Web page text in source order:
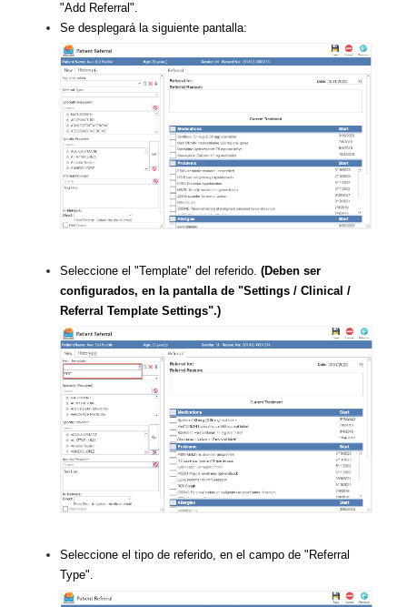
"Add Referral".
Se desplegará la siguiente pantalla:
Seleccione el "Template" del referido. (Deben ser
configurados, en la pantalla de "Settings / Clinical /
Referral Template Settings".)
Seleccione el tipo de referido, en el campo de "Referral
Type".